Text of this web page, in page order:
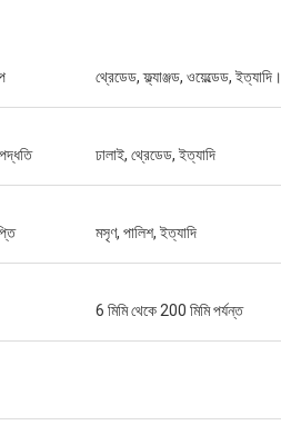
থ্রেডেড, ফ্ল্যাঞ্জড, ওয়েল্ডেড, ইত্যাদি।
ঢালাই, থ্রেডেড, ইত্যাদি
মসৃণ, পালিশ, ইত্যাদি
6 মিমি থেকে 200 মিমি পর্যন্ত